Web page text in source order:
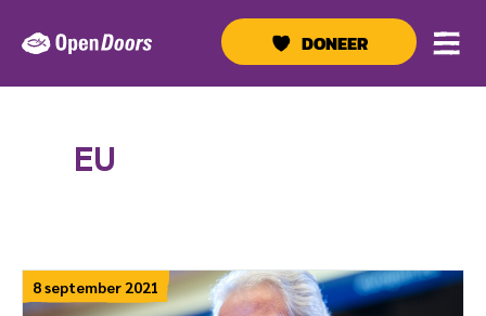
naar
inhoud
DONEER
EU
8 september 2021